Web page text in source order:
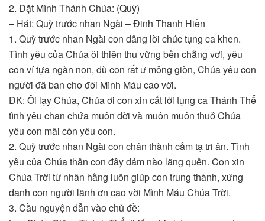
2. Đặt Mình Thánh Chúa: (Quỳ)
– Hát: Quỳ trước nhan Ngài – Đinh Thanh Hiền
1. Quỳ trước nhan Ngài con dâng lời chúc tụng ca khen.
Tình yêu của Chúa ôi thiên thu vững bền chẳng vơi, yêu
con ví tựa ngàn non, dù con rất ư mỏng giòn, Chúa yêu con
người đã ban cho đời Mình Máu cao vời.
ĐK: Ôi lạy Chúa, Chúa ơi con xin cất lời tụng ca Thánh Thể
tình yêu chan chứa muôn đời và muôn muôn thuở Chúa
yêu con mãi còn yêu con.
2. Quỳ trước nhan Ngài con chân thành cảm tạ tri ân. Tình
yêu của Chúa thân con đây dám nào lãng quên. Con xin
Chúa Trời từ nhân hằng luôn giúp con trung thành, xứng
danh con người lãnh ơn cao vời Mình Máu Chúa Trời.
3. Cầu nguyện dẫn vào chủ đề: